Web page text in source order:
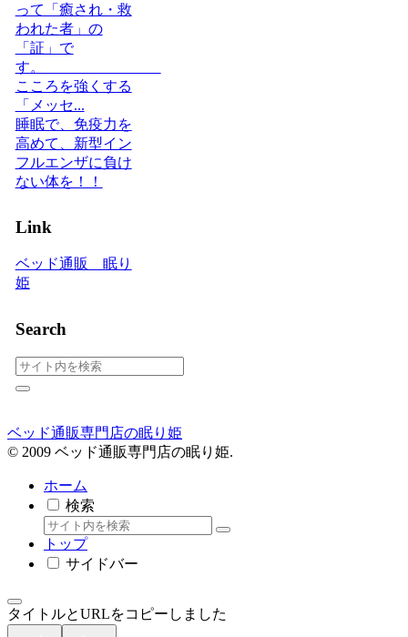
って「癒され・救
われた者」の
「証」で
す。
こころを強くする
「メッセ...
睡眠で、免疫力を
高めて、新型イン
フルエンザに負け
ない体を！！
Link
ベッド通販 眠り
姫
Search
ベッド通販専門店の眠り姫
© 2009 ベッド通販専門店の眠り姫.
ホーム
検索
トップ
サイドバー
タイトルとURLをコピーしました